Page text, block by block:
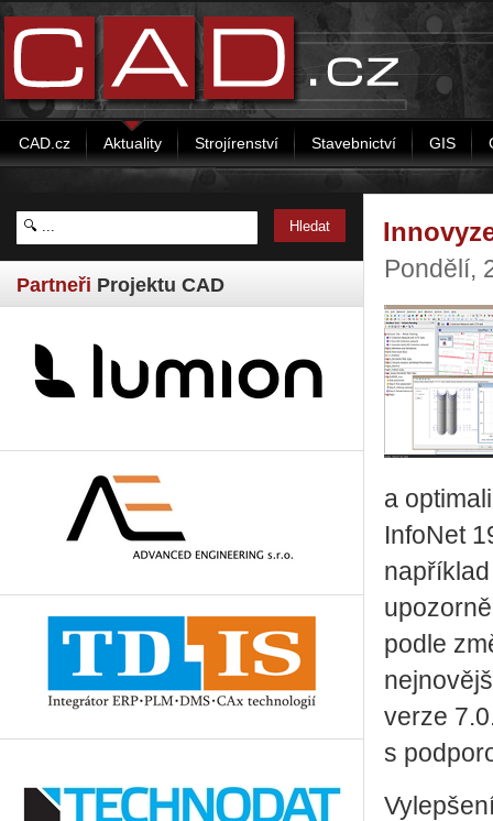
CAD.cz Aktuality Strojírenství Stavebnictví GIS
Partneři Projektu CAD
Pondělí,
a
InfoNet
podle
verze
s